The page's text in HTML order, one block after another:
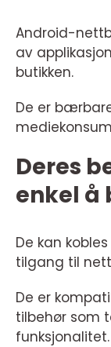
Android-
av
butikken.
De er
Deres
enkel å
De kan
tilgang til
De er
tilbehør som
funksjonalitet.